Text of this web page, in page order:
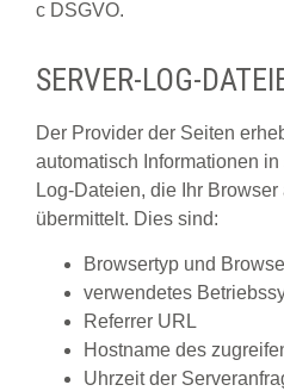
c DSGVO.
SERVER-LOG-
Der Provider der Seiten
automatisch Informationen
Log-Dateien, die Ihr
übermittelt. Dies sind:
Browsertyp und
verwendetes
Referrer URL
Hostname des
Uhrzeit der